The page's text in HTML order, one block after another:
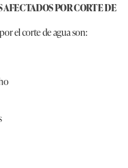
POR CORTE DE
el corte de agua son: